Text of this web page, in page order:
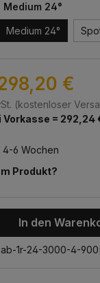
Medium 24°
Medium 24°
€
(kostenloser
Vorkasse = 292,24
4-6 Wochen
Produkt?
Anzahl:
In den
1r-24-3000-4-